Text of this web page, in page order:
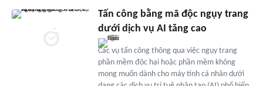
Tấn công bằng mã độc ngụy trang
dưới dịch vụ AI tăng cao
Các vụ tấn công thông qua việc ngụy trang
phần mềm độc hại hoặc phần mềm không
mong muốn dành cho máy tính cá nhân dưới